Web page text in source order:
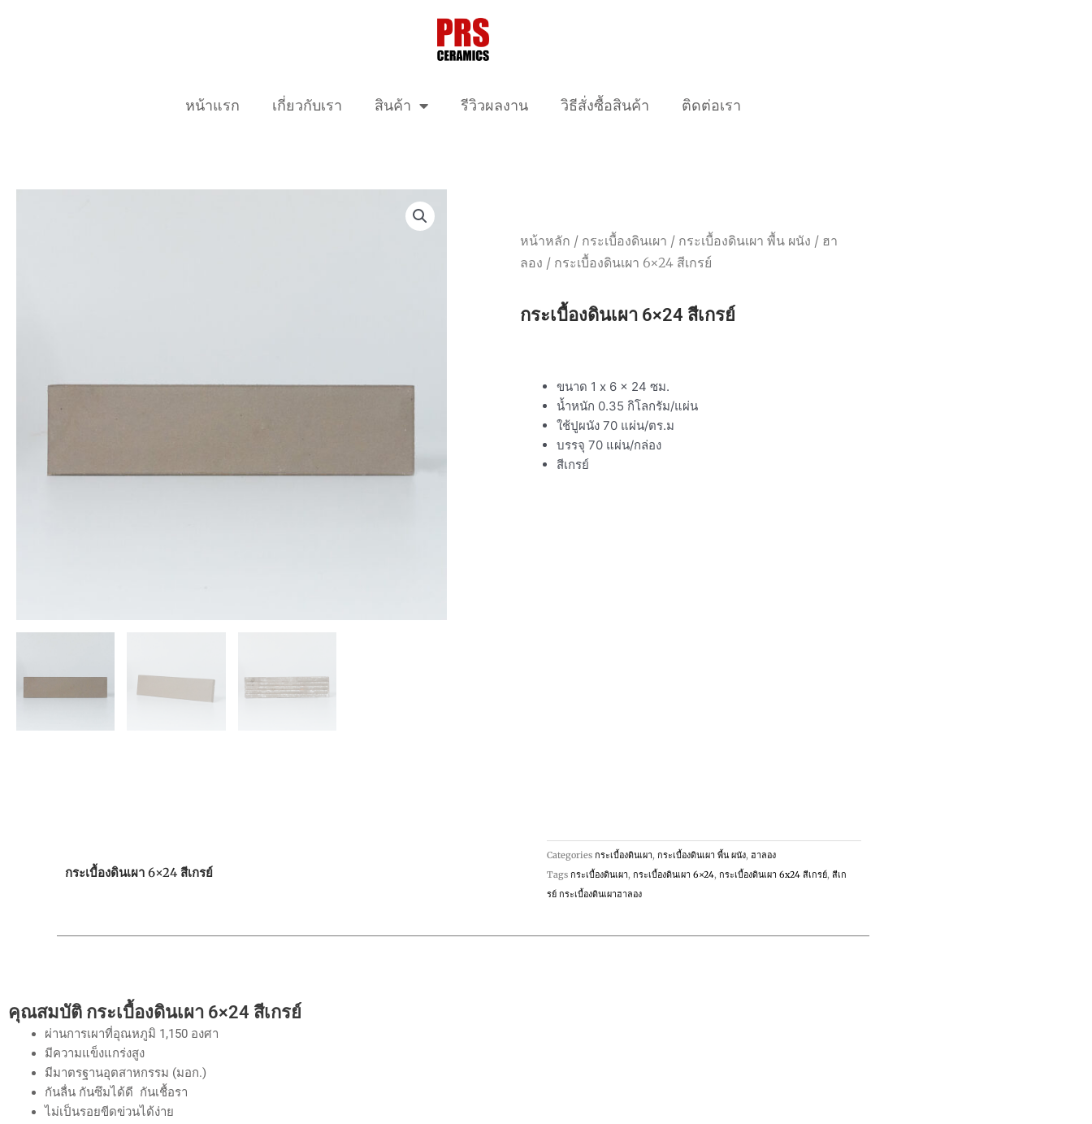
หน้าแรก เกี่ยวกับเรา สินค้า รีวิวผลงาน วิธีสั่งซื้อสินค้า ติดต่อเรา
หน้าหลัก / กระเบื้องดินเผา / กระเบื้องดินเผา พื้น ผนัง / ฮา
ลอง / กระเบื้องดินเผา 6×24 สีเกรย์
กระเบื้องดินเผา 6×24 สีเกรย์
ขนาด 1 x 6 x 24 ซม.
น้ำหนัก 0.35 กิโลกรัม/แผ่น
ใช้ปูผนัง 70 แผ่น/ตร.ม
บรรจุ 70 แผ่น/กล่อง
สีเกรย์
กระเบื้องดินเผา 6×24 สีเกรย์
Categories กระเบื้องดินเผา,กระเบื้องดินเผา พื้น ผนัง, ฮาลอง
Tags กระเบื้องดินเผา,กระเบื้องดินเผา 6×24,กระเบื้องดินเผา 6x24 สีเกรย์,สีเก
รย์ กระเบื้องดินเผาฮาลอง
คุณสมบัติ กระเบื้องดินเผา 6×24 สีเกรย์
ผ่านการเผาที่อุณหภูมิ 1,150 องศา
มีความแข็งแกร่งสูง
มีมาตรฐานอุตสาหกรรม (มอก.)
กันลื่น กันซึมได้ดี กันเชื้อรา
ไม่เป็นรอยขีดข่วนได้ง่าย